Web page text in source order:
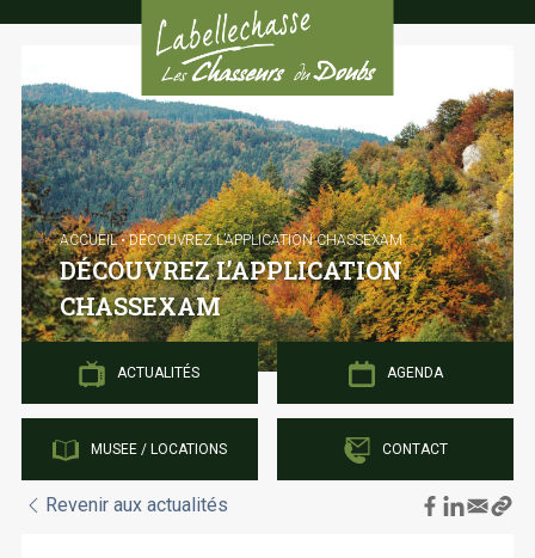
ACCUEIL•DÉCOUVREZ L’APPLICATION CHASSEXAM
DÉCOUVREZ L’APPLICATION
CHASSEXAM
ACTUALITÉS AGENDA
MUSEE / LOCATIONS CONTACT
Revenir aux actualités
Cookies management panel